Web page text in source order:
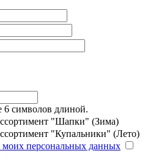
6 символов длиной.
"Шапки" (Зима)
"Купальники" (Лето)
моих персональных данных